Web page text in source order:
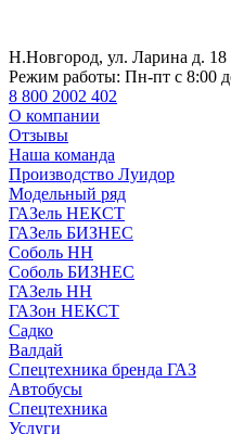
Н.Новгород, ул. Ларина д. 18
Режим работы: Пн-пт с 8:00
8 800 2002 402
О компании
Отзывы
Наша команда
Производство Луидор
Модельный ряд
ГАЗель НЕКСТ
ГАЗель БИЗНЕС
Соболь НН
Соболь БИЗНЕС
ГАЗель НН
ГАЗон НЕКСТ
Садко
Валдай
Спецтехника бренда ГАЗ
Автобусы
Спецтехника
Услуги